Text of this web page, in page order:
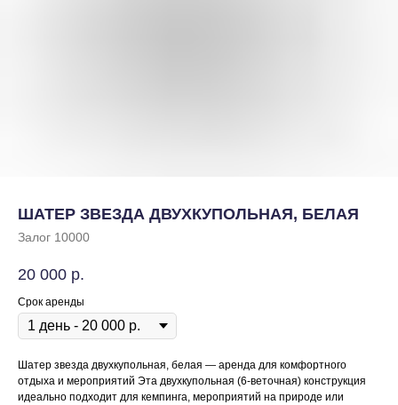
ШАТЕР ЗВЕЗДА ДВУХКУПОЛЬНАЯ, БЕЛАЯ
Залог 10000
20 000 р.
Срок аренды
Шатер звезда двухкупольная, белая — аренда для комфортного
отдыха и мероприятий Эта двухкупольная (6-веточная) конструкция
идеально подходит для кемпинга, мероприятий на природе или